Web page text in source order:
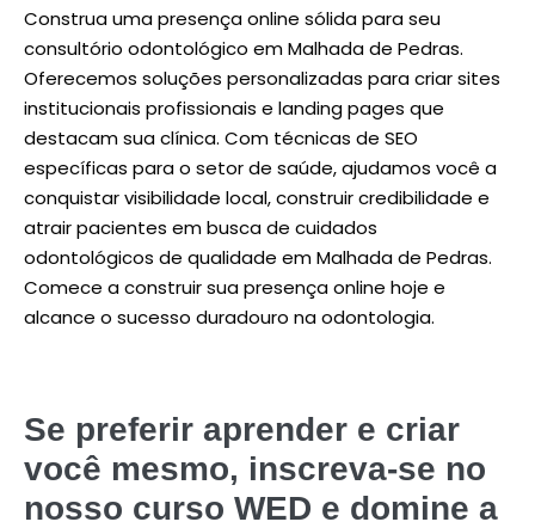
Construa uma presença online sólida para seu
consultório odontológico em Malhada de Pedras.
Oferecemos soluções personalizadas para criar sites
institucionais profissionais e landing pages que
destacam sua clínica. Com técnicas de SEO
específicas para o setor de saúde, ajudamos você a
conquistar visibilidade local, construir credibilidade e
atrair pacientes em busca de cuidados
odontológicos de qualidade em Malhada de Pedras.
Comece a construir sua presença online hoje e
alcance o sucesso duradouro na odontologia.
Se preferir aprender e criar
você mesmo, inscreva-se no
nosso curso WED e domine a